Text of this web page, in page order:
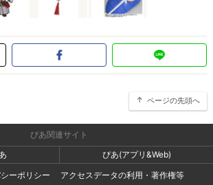
ページの先頭へ
ぴあ関連サイト
ぴあ(アプリ&Web)
ーポリシー
アクセスデータの利用・著作権等